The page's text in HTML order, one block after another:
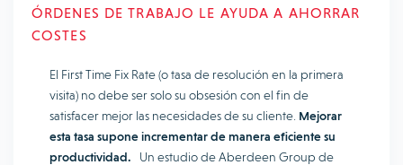
ÓRDENES DE TRABAJO LE AYUDA A AHORRAR
COSTES
El First Time Fix Rate (o tasa de resolución en la primera
visita) no debe ser solo su obsesión con el fin de
satisfacer mejor las necesidades de su cliente. Mejorar
esta tasa supone incrementar de manera eficiente su
productividad. Un estudio de Aberdeen Group de